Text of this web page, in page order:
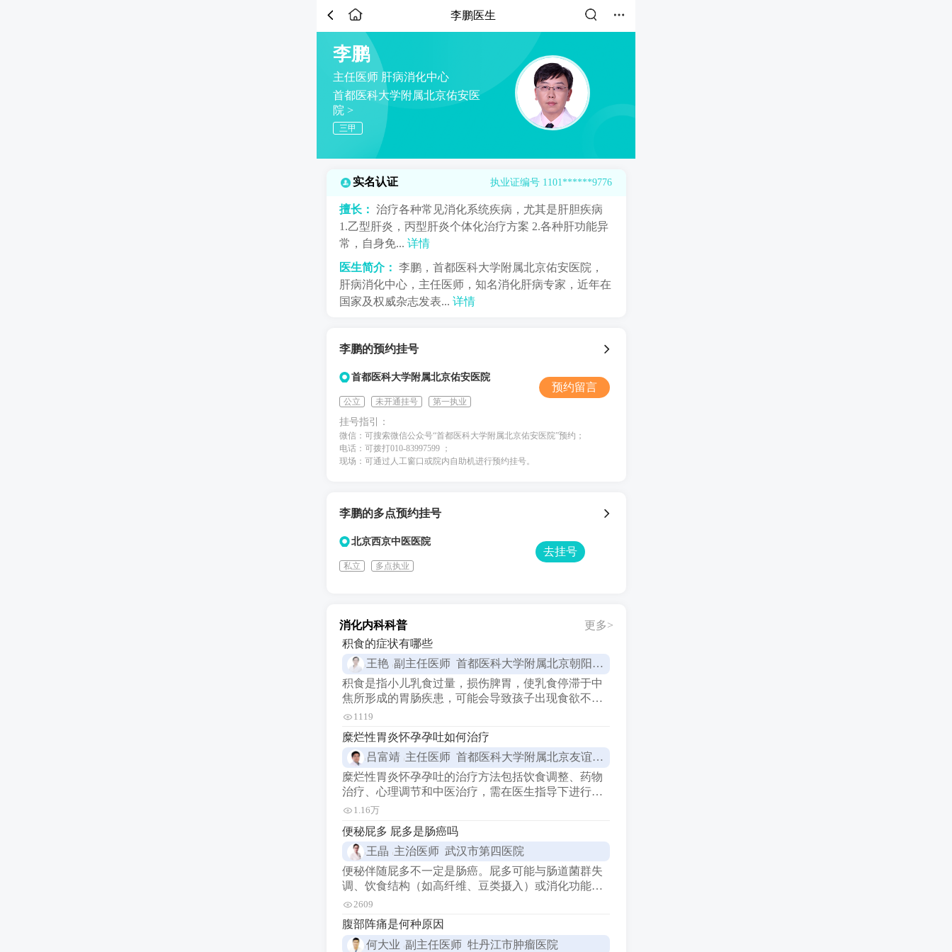
李鹏医生
李鹏
主任医师 肝病消化中心
首都医科大学附属北京佑安医
院 >
三甲
实名认证 执业证编号 1101******9776
擅长： 治疗各种常见消化系统疾病，尤其是肝胆疾病
1.乙型肝炎，丙型肝炎个体化治疗方案 2.各种肝功能异
常，自身免... 详情
医生简介： 李鹏，首都医科大学附属北京佑安医院，
肝病消化中心，主任医师，知名消化肝病专家，近年在
国家及权威杂志发表... 详情
李鹏的预约挂号
首都医科大学附属北京佑安医院
公立 未开通挂号 第一执业
预约留言
挂号指引：
微信：可搜索微信公众号“首都医科大学附属北京佑安医院”预约；
电话：可拨打010-83997599 ；
现场：可通过人工窗口或院内自助机进行预约挂号。
李鹏的多点预约挂号
北京西京中医医院
私立 多点执业
去挂号
消化内科科普
更多>
积食的症状有哪些
王艳 副主任医师 首都医科大学附属北京朝阳医院
积食是指小儿乳食过量，损伤脾胃，使乳食停滞于中
焦所形成的胃肠疾患，可能会导致孩子出现食欲不
振、口臭、腹胀、便秘、舌苔厚、腹痛、恶心、咳
西，或者吃的很少。 2口臭 孩子的口腔可能会有异
味，这是因为食物在胃中停留时间过长，产生了酸
味。 3腹胀 孩子的腹部可能会鼓鼓的，摸起来有点
硬，这是因为
1119
糜烂性胃炎怀孕孕吐如何治疗
吕富靖 主任医师 首都医科大学附属北京友谊医院
糜烂性胃炎怀孕孕吐的治疗方法包括饮食调整、药物
治疗、心理调节和中医治疗，需在医生指导下进行，
注意休息和保持良好生活习惯。 1饮食调整 避免食用
食多餐，避免过饱或过饥。 选择易消化的食物，如米
粥、面条、面包等。 避免食用易产生胃酸的食物，如
柑橘类水果、番茄、咖啡等。 2药物治疗 对于孕吐严
1.16万
便秘屁多 屁多是肠癌吗
王晶 主治医师 武汉市第四医院
便秘伴随屁多不一定是肠癌。屁多可能与肠道菌群失
调、饮食结构（如高纤维、豆类摄入）或消化功能紊
乱有关，而肠癌典型症状通常包括排便习惯改变、便
血、体重下降等。 饮食因素：高纤维蔬菜、豆类、乳
制品等易产气食物摄入过多，或饮食中碳水化合物消
化不完全，可能导致肠道产气增加，尤其便秘时肠道
2609
腹部阵痛是何种原因
何大业 副主任医师 牡丹江市肿瘤医院